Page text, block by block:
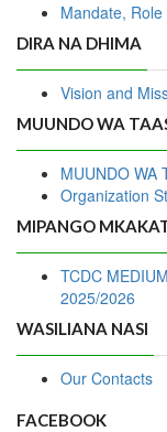
Mandate,
DIRA NA DHIMA
Vision and
MUUNDO WA
MUUNDO WA
Organization
MIPANGO
TCDC
2025/2026
WASILIANA NASI
Our Contacts
FACEBOOK